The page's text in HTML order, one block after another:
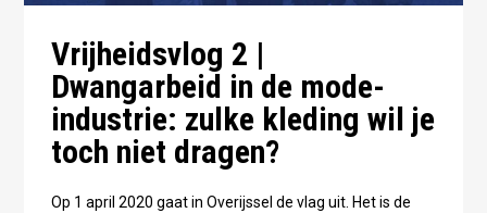
Vrijheidsvlog 2 |
Dwangarbeid in de mode-
industrie: zulke kleding wil je
toch niet dragen?
Op 1 april 2020 gaat in Overijssel de vlag uit. Het is de